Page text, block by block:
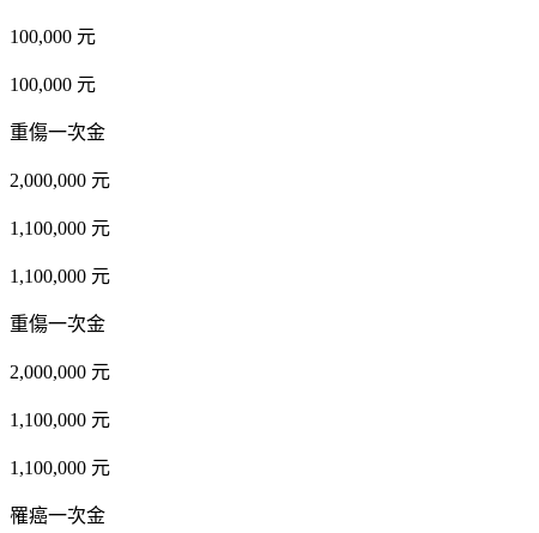
100,000 元
100,000 元
重傷一次金
2,000,000 元
1,100,000 元
1,100,000 元
重傷一次金
2,000,000 元
1,100,000 元
1,100,000 元
罹癌一次金